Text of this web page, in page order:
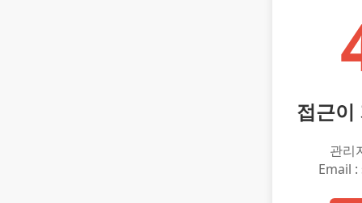
접근이
관리
Email